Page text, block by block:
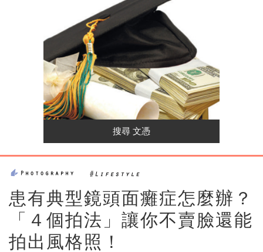
患有典型鏡頭面癱症怎麼辦？
「４個拍法」讓你不賣臉還能
拍出風格照！